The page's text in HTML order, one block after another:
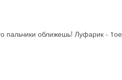
пальчики оближешь! Луфарик -